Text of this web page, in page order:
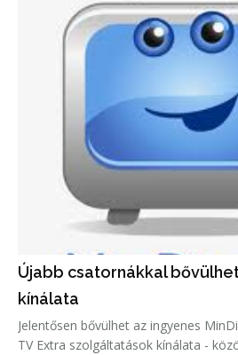
Újabb csatornákkal
kínálata
Jelentősen bővülhet az ingyenes
TV Extra szolgáltatások kínálata -